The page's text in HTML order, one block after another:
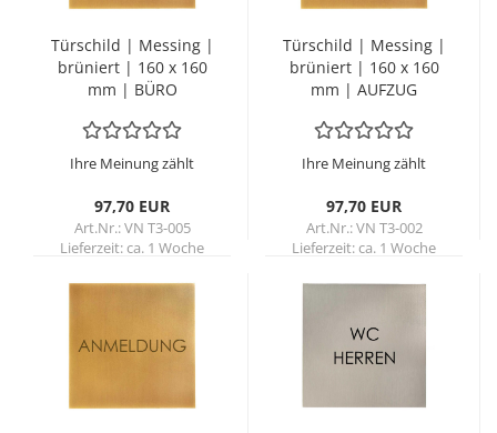
Tür­schild | Mes­sing |
brü­niert | 160 x 160
mm | BÜRO
Ihre Meinung zählt
97,70 EUR
Art.Nr.: VN T3-005
Lieferzeit:ca. 1 Woche
Tür­schild | Mes­sing |
brü­niert | 160 x 160
mm | AUF­ZUG
Ihre Meinung zählt
97,70 EUR
Art.Nr.: VN T3-002
Lieferzeit:ca. 1 Woche